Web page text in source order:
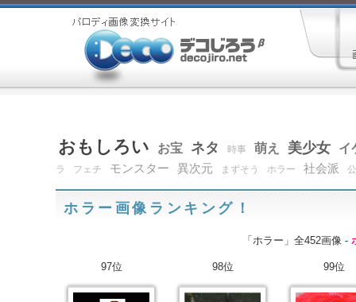
おもしろい お宝 ネタ 時事 萌え 美少女 イ
ラ フェチ モンスター 異次元 まずそう ホラー 社会派
ホラー画像ランキング！
「ホラー」全452画像 -
97位 98位 99位